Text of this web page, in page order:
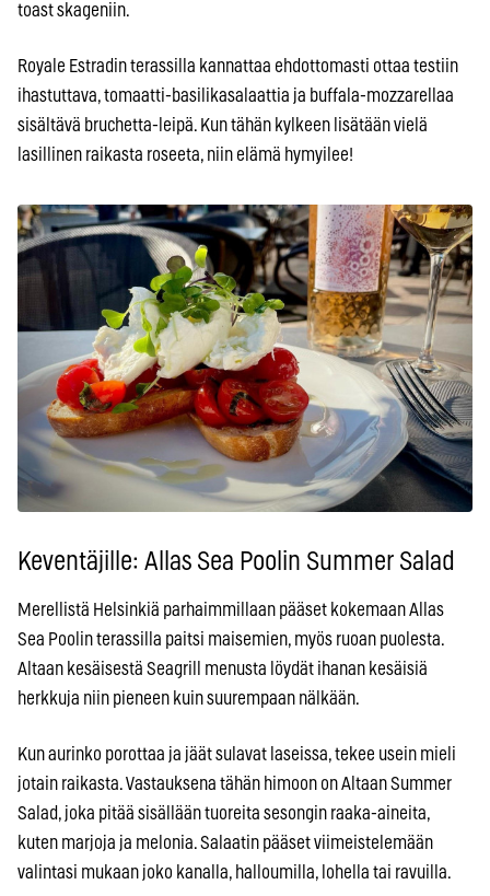
toast skageniin.
Royale Estradin terassilla kannattaa ehdottomasti ottaa testiin
ihastuttava, tomaatti-basilikasalaattia ja buffala-mozzarellaa
sisältävä bruchetta-leipä. Kun tähän kylkeen lisätään vielä
lasillinen raikasta roseeta, niin elämä hymyilee!
Keventäjille: Allas Sea Poolin Summer Salad
Merellistä Helsinkiä parhaimmillaan pääset kokemaan Allas
Sea Poolin terassilla paitsi maisemien, myös ruoan puolesta.
Altaan kesäisestä Seagrill menusta löydät ihanan kesäisiä
herkkuja niin pieneen kuin suurempaan nälkään.
Kun aurinko porottaa ja jäät sulavat laseissa, tekee usein mieli
jotain raikasta. Vastauksena tähän himoon on Altaan Summer
Salad, joka pitää sisällään tuoreita sesongin raaka-aineita,
kuten marjoja ja melonia. Salaatin pääset viimeistelemään
valintasi mukaan joko kanalla, halloumilla, lohella tai ravuilla.